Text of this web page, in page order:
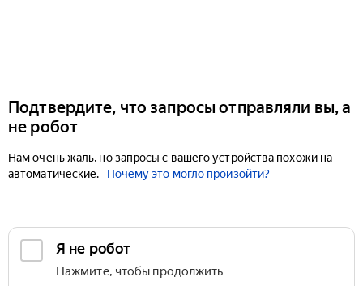
Подтвердите, что запросы отправляли вы, а
не робот
Нам очень жаль, но запросы с вашего устройства похожи на
автоматические.
Почему это могло произойти?